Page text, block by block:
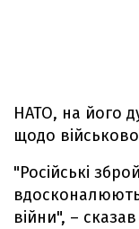
НАТО, на його
щодо
"Російські
війни", –